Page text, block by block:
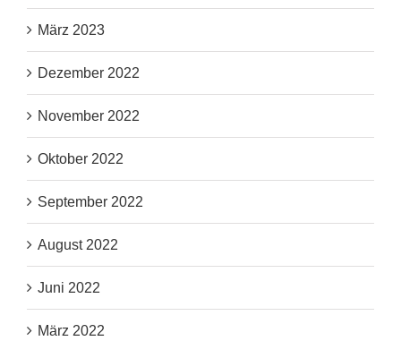
März 2023
Dezember 2022
November 2022
Oktober 2022
September 2022
August 2022
Juni 2022
März 2022